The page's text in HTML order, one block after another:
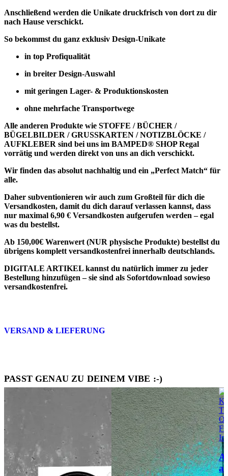
Anschließend werden die Unikate druckfrisch von dort zu dir
nach Hause verschickt.
So bekommst du ganz exklusiv Design-Unikate
in top Profiqualität
in breiter Design-Auswahl
mit geringen Lager- & Produktionskosten
ohne mehrfache Transportwege
Alle anderen Produkte wie STOFFE / BÜCHER /
BÜGELBILDER / GRUSSKARTEN / NOTIZBLÖCKE /
AUFKLEBER sind bei uns im BAMPED® SHOP Regal
vorrätig und werden direkt von uns an dich verschickt.
Wir finden das absolut nachhaltig und ein „Perfect Match“ für
alle.
Daher subventionieren wir auch zum Großteil für dich die
Versandkosten, damit du dich darauf verlassen kannst, dass
nur maximal 6,90 € Versandkosten aufgerufen werden – egal
was du bestellst.
Ab 150,00€ Warenwert (NUR physische Produkte) bestellst du
übrigens komplett versandkostenfrei innerhalb deutschlands.
DIGITALE ARTIKEL kannst du natürlich immer zu jeder
Bestellung hinzufügen – sie sind als Sofortdownload sowieso
versandkostenfrei.
VERSAND & LIEFERUNG
PASST GENAU ZU DEINEM VIBE :-)
In